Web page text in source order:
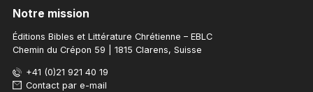
Notre mission
Éditions Bibles et Littérature Chrétienne – EBLC
Chemin du Crépon 59 | 1815 Clarens, Suisse
+41 (0)21 921 40 19
Contact par e-mail